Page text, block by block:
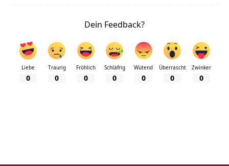
Dein Feedback?
Liebe
0
Traurig
0
Fröhlich
0
Schläfrig
0
Wütend
0
Überrascht
0
Zwinker
0